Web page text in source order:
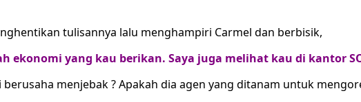
tulisannya lalu menghampiri Carmel dan berbisik,
ekonomi yang kau berikan. Saya juga melihat kau di kantor
menjebak ? Apakah dia agen yang ditanam untuk